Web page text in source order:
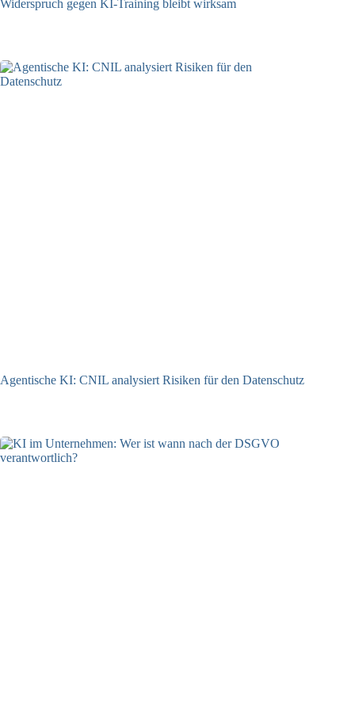
Widerspruch gegen KI-Training bleibt wirksam
Agentische KI: CNIL analysiert Risiken für den Datenschutz